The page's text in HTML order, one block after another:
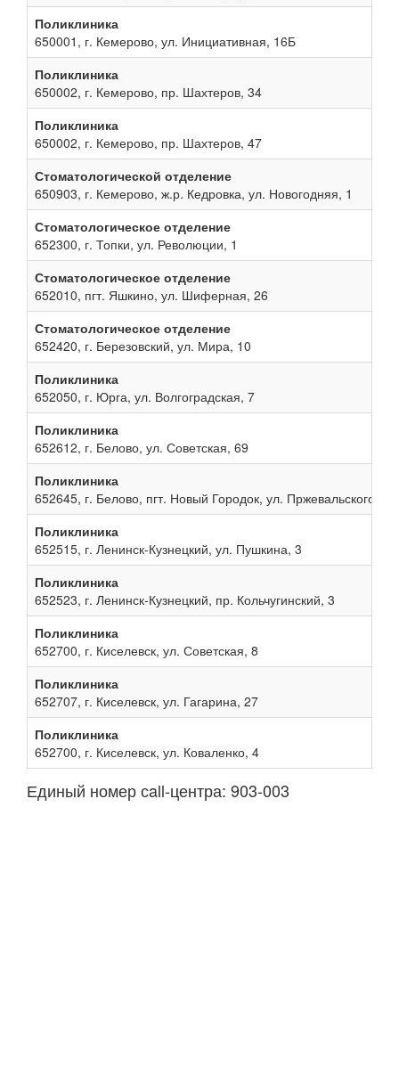
Поликлиника
650001, г. Кемерово, ул. Инициативная, 16Б
Поликлиника
650002, г. Кемерово, пр. Шахтеров, 34
Поликлиника
650002, г. Кемерово, пр. Шахтеров, 47
Стоматологической отделение
650903, г. Кемерово, ж.р. Кедровка, ул. Новогодняя, 1
Стоматологическое отделение
652300, г. Топки, ул. Революции, 1
Стоматологическое отделение
652010, пгт. Яшкино, ул. Шиферная, 26
Стоматологическое отделение
652420, г. Березовский, ул. Мира, 10
Поликлиника
652050, г. Юрга, ул. Волгоградская, 7
Поликлиника
652612, г. Белово, ул. Советская, 69
Поликлиника
652645, г. Белово, пгт. Новый Городок, ул. Пржевальского, 13
Поликлиника
652515, г. Ленинск-Кузнецкий, ул. Пушкина, 3
Поликлиника
652523, г. Ленинск-Кузнецкий, пр. Кольчугинский, 3
Поликлиника
652700, г. Киселевск, ул. Советская, 8
Поликлиника
652707, г. Киселевск, ул. Гагарина, 27
Поликлиника
652700, г. Киселевск, ул. Коваленко, 4
Единый номер сall-центра: 903-003